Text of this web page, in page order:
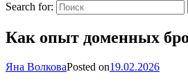
Search for:
Как опыт доменных
Яна ВолковаPosted on19.02.2026